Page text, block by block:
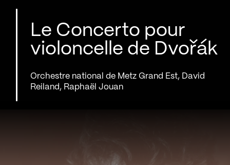
Le Concerto pour
violoncelle de Dvořák
Orchestre national de Metz Grand Est, David
Reiland, Raphaël Jouan